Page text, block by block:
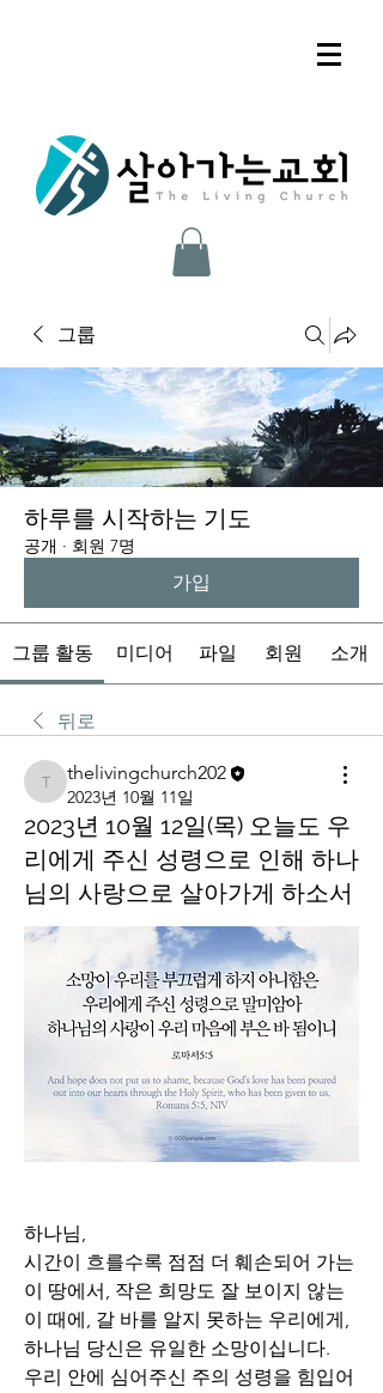
그룹
하루를 시작하는 기도
공개 · 회원 7명
가입
그룹 활동 미디어 파일 회원 소개
뒤로
thelivingchurch202
thelivingchurch202
2023년 10월 11일
2023년 10월 12일(목) 오늘도 우
리에게 주신 성령으로 인해 하나
님의 사랑으로 살아가게 하소서
하나님,
시간이 흐를수록 점점 더 훼손되어 가는
이 땅에서, 작은 희망도 잘 보이지 않는
이 때에, 갈 바를 알지 못하는 우리에게,
하나님 당신은 유일한 소망이십니다.
우리 안에 심어주신 주의 성령을 힘입어